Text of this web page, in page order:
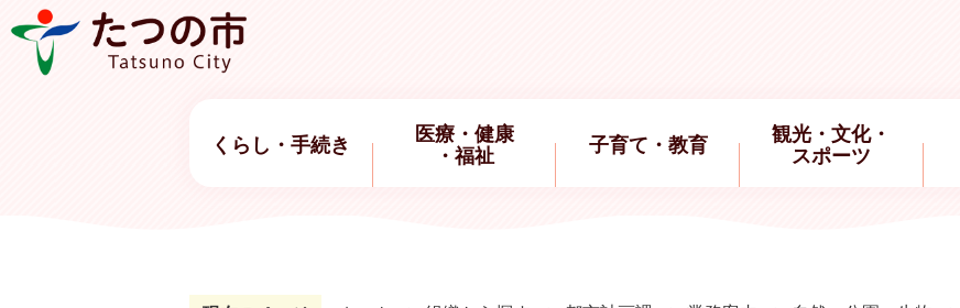
くらし・手続き
医療・健康
・福祉
子育て・教育
観光・文化・
スポーツ